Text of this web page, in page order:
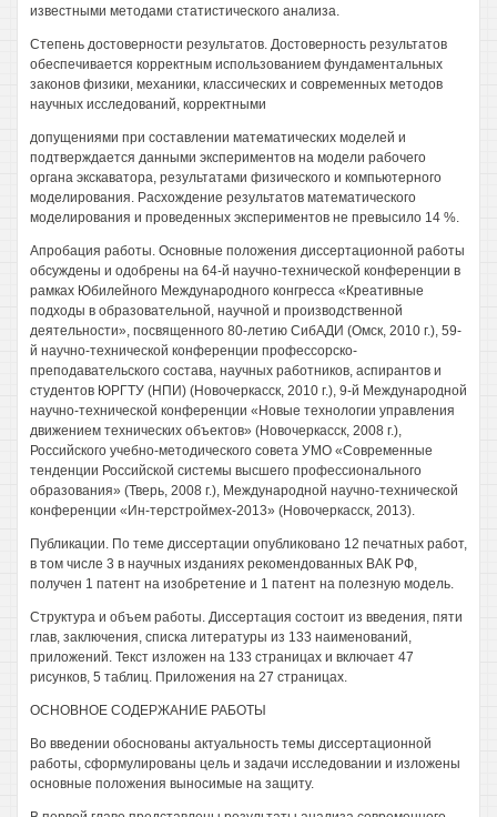
известными методами статистического анализа.
Степень достоверности результатов. Достоверность результатов
обеспечивается корректным использованием фундаментальных
законов физики, механики, классических и современных методов
научных исследований, корректными
допущениями при составлении математических моделей и
подтверждается данными экспериментов на модели рабочего
органа экскаватора, результатами физического и компьютерного
моделирования. Расхождение результатов математического
моделирования и проведенных экспериментов не превысило 14 %.
Апробация работы. Основные положения диссертационной работы
обсуждены и одобрены на 64-й научно-технической конференции в
рамках Юбилейного Международного конгресса «Креативные
подходы в образовательной, научной и производственной
деятельности», посвященного 80-летию СибАДИ (Омск, 2010 г.), 59-
й научно-технической конференции профессорско-
преподавательского состава, научных работников, аспирантов и
студентов ЮРГТУ (НПИ) (Новочеркасск, 2010 г.), 9-й Международной
научно-технической конференции «Новые технологии управления
движением технических объектов» (Новочеркасск, 2008 г.),
Российского учебно-методического совета УМО «Современные
тенденции Российской системы высшего профессионального
образования» (Тверь, 2008 г.), Международной научно-технической
конференции «Ин-терстроймех-2013» (Новочеркасск, 2013).
Публикации. По теме диссертации опубликовано 12 печатных работ,
в том числе 3 в научных изданиях рекомендованных ВАК РФ,
получен 1 патент на изобретение и 1 патент на полезную модель.
Структура и объем работы. Диссертация состоит из введения, пяти
глав, заключения, списка литературы из 133 наименований,
приложений. Текст изложен на 133 страницах и включает 47
рисунков, 5 таблиц. Приложения на 27 страницах.
ОСНОВНОЕ СОДЕРЖАНИЕ РАБОТЫ
Во введении обоснованы актуальность темы диссертационной
работы, сформулированы цель и задачи исследовании и изложены
основные положения выносимые на защиту.